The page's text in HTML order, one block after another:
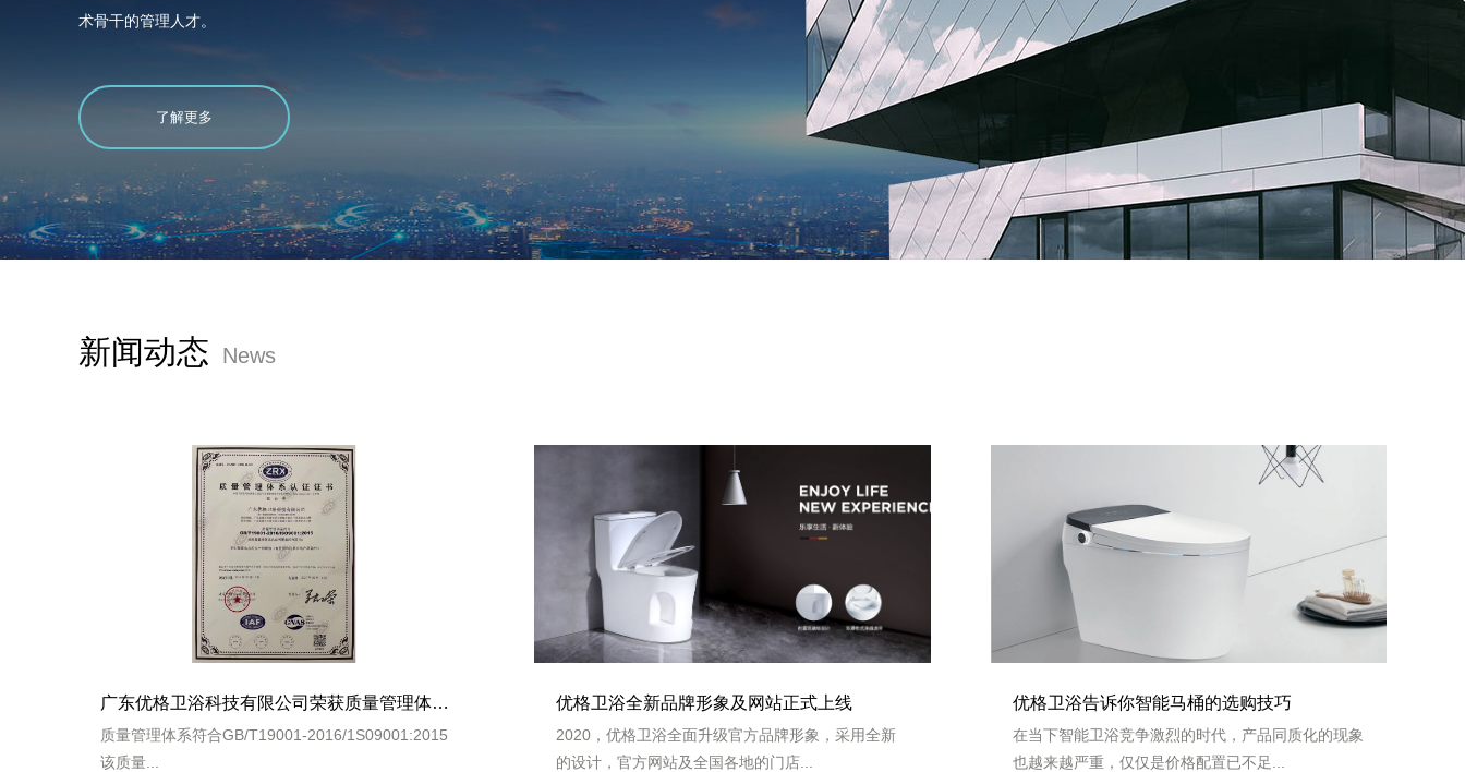
术骨干的管理人才。
了解更多
新闻动态 News
广东优格卫浴科技有限公司荣获质量管理体系认证证书
质量管理体系符合GB/T19001-2016/1S09001:2015
该质量...
优格卫浴全新品牌形象及网站正式上线
2020，优格卫浴全面升级官方品牌形象，采用全新
的设计，官方网站及全国各地的门店...
优格卫浴告诉你智能马桶的选购技巧
在当下智能卫浴竞争激烈的时代，产品同质化的现象
也越来越严重，仅仅是价格配置已不足...